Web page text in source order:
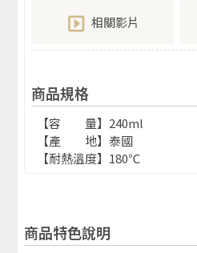
相關影片
商品規格
【容 量】240ml
【產 地】泰國
【耐熱溫度】180℃
商品特色說明